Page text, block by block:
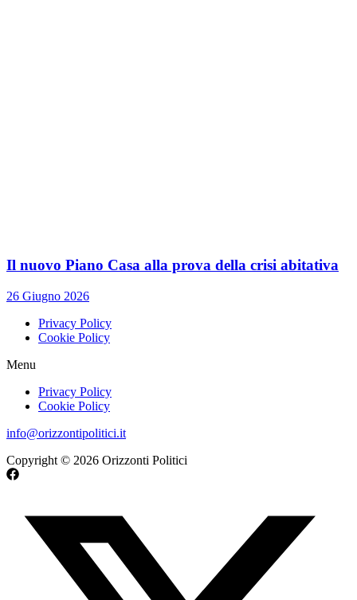
Il nuovo Piano Casa alla prova della crisi abitativa
26 Giugno 2026
Privacy Policy
Cookie Policy
Menu
Privacy Policy
Cookie Policy
info@orizzontipolitici.it
Copyright © 2026 Orizzonti Politici